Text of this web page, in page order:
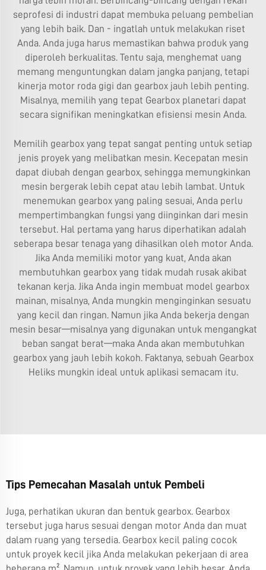
seprofesi di industri dapat membuka peluang pembelian
yang lebih baik. Dan - ingatlah untuk melakukan riset
Anda. Anda juga harus memastikan bahwa produk yang
diperoleh berkualitas. Tentu saja, menghemat uang
memang menguntungkan dalam jangka panjang, tetapi
kinerja motor roda gigi dan gearbox jauh lebih penting.
Misalnya, memilih yang tepat Gearbox planetari dapat
secara signifikan meningkatkan efisiensi mesin Anda.
Memilih gearbox yang tepat sangat penting untuk setiap
jenis proyek yang melibatkan mesin. Kecepatan mesin
dapat diubah dengan gearbox, sehingga memungkinkan
mesin bergerak lebih cepat atau lebih lambat. Untuk
menemukan gearbox yang paling sesuai, Anda perlu
mempertimbangkan fungsi yang diinginkan dari mesin
tersebut. Hal pertama yang harus diperhatikan adalah
seberapa besar tenaga yang dihasilkan oleh motor Anda.
Jika Anda memiliki motor yang kuat, Anda akan
membutuhkan gearbox yang tidak mudah rusak akibat
tekanan kerja. Jika Anda ingin membuat model gearbox
mainan, misalnya, Anda mungkin menginginkan sesuatu
yang kecil dan ringan. Namun jika Anda bekerja dengan
mesin besar—misalnya yang digunakan untuk mengangkat
beban sangat berat—maka Anda akan membutuhkan
gearbox yang jauh lebih kokoh. Faktanya, sebuah Gearbox
Heliks mungkin ideal untuk aplikasi semacam itu.
Tips Pemecahan Masalah untuk Pembeli
Juga, perhatikan ukuran dan bentuk gearbox. Gearbox
tersebut juga harus sesuai dengan motor Anda dan muat
dalam ruang yang tersedia. Gearbox kecil paling cocok
untuk proyek kecil jika Anda melakukan pekerjaan di area